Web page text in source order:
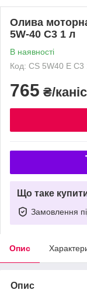
Олива
5W-40 C3 1 л
В наявності
Код: CS 5W40 E C3
765 ₴/
Що таке
Замовлення
Опис
Опис